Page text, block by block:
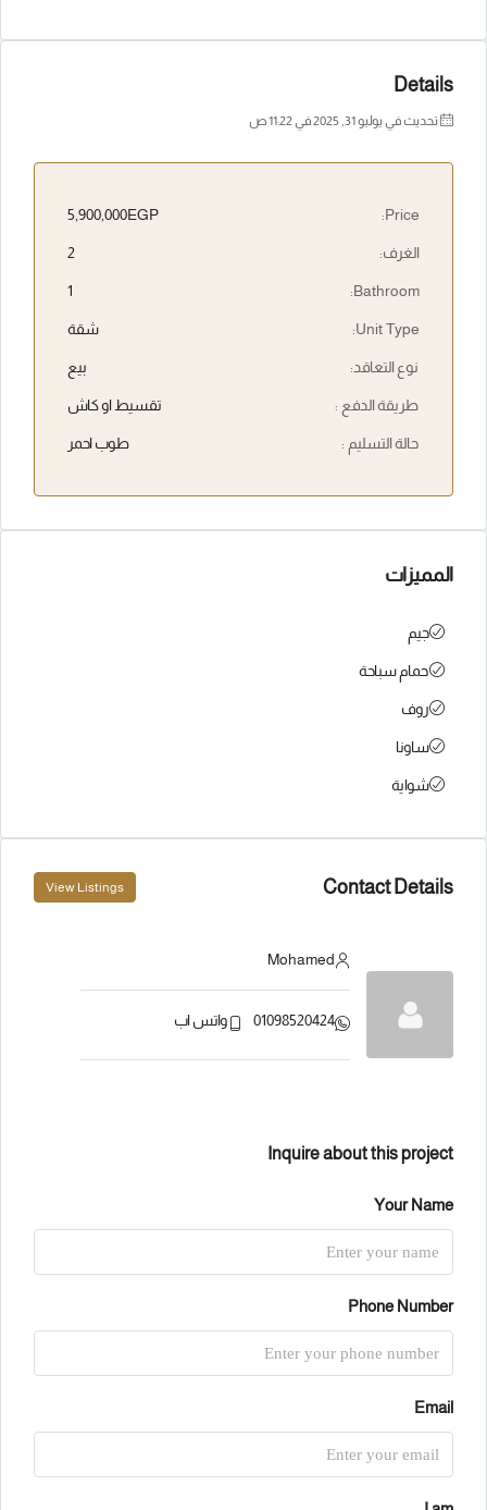
Details
تحديث في يوليو 31, 2025 في 11:22 ص
Price:
5,900,000EGP
الغرف: 2
Bathroom:
1
Unit Type: شقة
نوع التعاقد: بيع
طريقة الدفع : تقسيط او كاش
حالة التسليم : طوب احمر
المميزات
جيم
حمام سباحة
روف
ساونا
شواية
Contact Details
View Listings
Mohamed
01098520424 واتس اب
Inquire about this project
Your Name
Phone Number
Email